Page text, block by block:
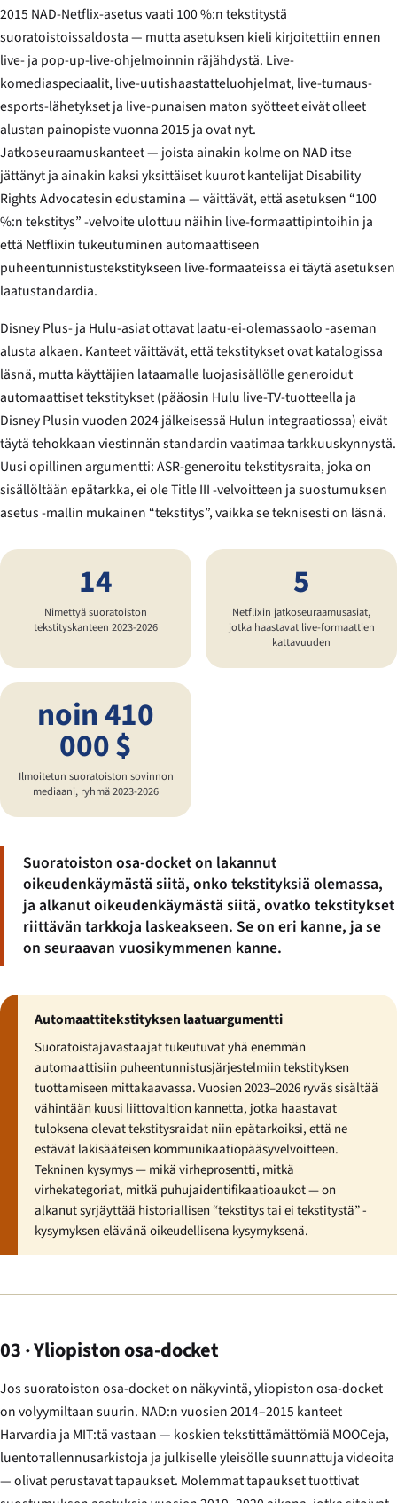
2015 NAD-Netflix-asetus vaati 100 %:n tekstitystä
suoratoistoissaldosta — mutta asetuksen kieli kirjoitettiin ennen
live- ja pop-up-live-ohjelmoinnin räjähdystä. Live-
komediaspeciaalit, live-uutishaastatteluohjelmat, live-turnaus-
esports-lähetykset ja live-punaisen maton syötteet eivät olleet
alustan painopiste vuonna 2015 ja ovat nyt.
Jatkoseuraamuskanteet — joista ainakin kolme on NAD itse
jättänyt ja ainakin kaksi yksittäiset kuurot kantelijat Disability
Rights Advocatesin edustamina — väittävät, että asetuksen “100
%:n tekstitys” -velvoite ulottuu näihin live-formaattipintoihin ja
että Netflixin tukeutuminen automaattiseen
puheentunnistustekstitykseen live-formaateissa ei täytä asetuksen
laatustandardia.
Disney Plus- ja Hulu-asiat ottavat laatu-ei-olemassaolo -aseman
alusta alkaen. Kanteet väittävät, että tekstitykset ovat katalogissa
läsnä, mutta käyttäjien lataamalle luojasisällölle generoidut
automaattiset tekstitykset (pääosin Hulu live-TV-tuotteella ja
Disney Plusin vuoden 2024 jälkeisessä Hulun integraatiossa) eivät
täytä tehokkaan viestinnän standardin vaatimaa tarkkuuskynnystä.
Uusi opillinen argumentti: ASR-generoitu tekstitysraita, joka on
sisällöltään epätarkka, ei ole Title III -velvoitteen ja suostumuksen
asetus -mallin mukainen “tekstitys”, vaikka se teknisesti on läsnä.
14
Nimettyä suoratoiston
tekstityskanteen 2023-2026
5
Netflixin jatkoseuraamusasiat,
jotka haastavat live-formaattien
kattavuuden
noin 410
000 $
Ilmoitetun suoratoiston sovinnon
mediaani, ryhmä 2023-2026
Suoratoiston osa-docket on lakannut
oikeudenkäymästä siitä, onko tekstityksiä olemassa,
ja alkanut oikeudenkäymästä siitä, ovatko tekstitykset
riittävän tarkkoja laskeakseen. Se on eri kanne, ja se
on seuraavan vuosikymmenen kanne.
Automaattitekstityksen laatuargumentti
Suoratoistajavastaajat tukeutuvat yhä enemmän
automaattisiin puheentunnistusjärjestelmiin tekstityksen
tuottamiseen mittakaavassa. Vuosien 2023–2026 ryväs sisältää
vähintään kuusi liittovaltion kannetta, jotka haastavat
tuloksena olevat tekstitysraidat niin epätarkoiksi, että ne
estävät lakisääteisen kommunikaatiopääsyvelvoitteen.
Tekninen kysymys — mikä virheprosentti, mitkä
virhekategoriat, mitkä puhujaidentifikaatioaukot — on
alkanut syrjäyttää historiallisen “tekstitys tai ei tekstitystä” -
kysymyksen elävänä oikeudellisena kysymyksenä.
03 · Yliopiston osa-docket
Jos suoratoiston osa-docket on näkyvintä, yliopiston osa-docket
on volyymiltaan suurin. NAD:n vuosien 2014–2015 kanteet
Harvardia ja MIT:tä vastaan — koskien tekstittämättömiä MOOCeja,
luentoтallennusarkistoja ja julkiselle yleisölle suunnattuja videoita
— olivat perustavat tapaukset. Molemmat tapaukset tuottivat